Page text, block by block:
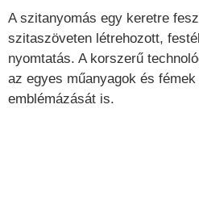
A szitanyomás egy keretre
szitaszöveten létrehozott,
nyomtatás. A korszerű
az egyes műanyagok és
emblémázását is.